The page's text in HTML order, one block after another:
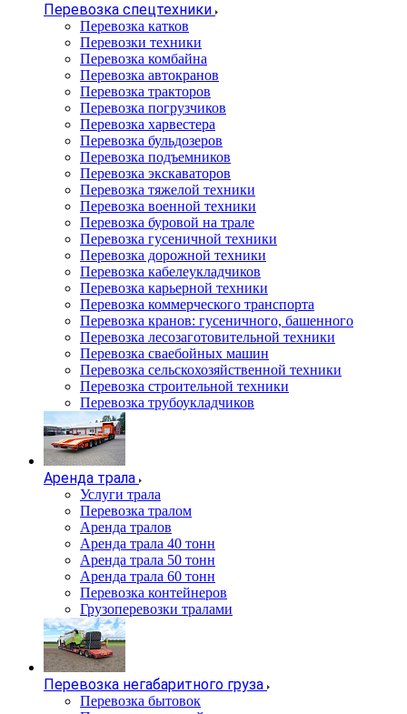
Перевозка спецтехники
Перевозка катков
Перевозки техники
Перевозка комбайна
Перевозка автокранов
Перевозка тракторов
Перевозка погрузчиков
Перевозка харвестера
Перевозка бульдозеров
Перевозка подъемников
Перевозка экскаваторов
Перевозка тяжелой техники
Перевозка военной техники
Перевозка буровой на трале
Перевозка гусеничной техники
Перевозка дорожной техники
Перевозка кабелеукладчиков
Перевозка карьерной техники
Перевозка коммерческого транспорта
Перевозка кранов: гусеничного, башенного
Перевозка лесозаготовительной техники
Перевозка сваебойных машин
Перевозка сельскохозяйственной техники
Перевозка строительной техники
Перевозка трубоукладчиков
Аренда трала
Услуги трала
Перевозка тралом
Аренда тралов
Аренда трала 40 тонн
Аренда трала 50 тонн
Аренда трала 60 тонн
Перевозка контейнеров
Грузоперевозки тралами
Перевозка негабаритного груза
Перевозка бытовок